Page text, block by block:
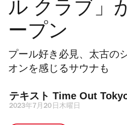
ル クラブ」
ープン
プール好き必見、太古の
オンを感じるサウナも
テキスト Time Out
2023年7月20日木曜日